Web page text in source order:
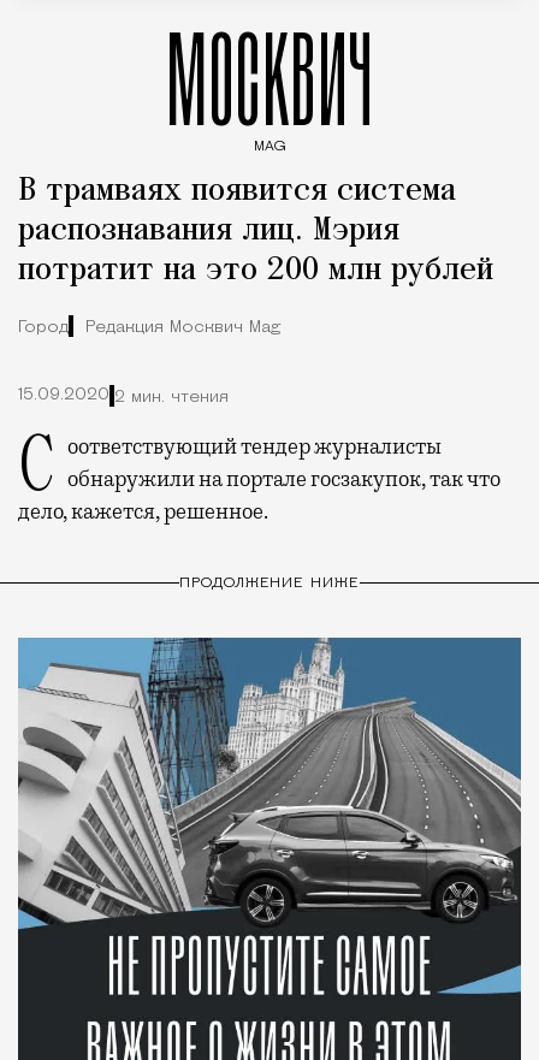
МОСКВИЧ
MAG
В трамваях появится система
распознавания лиц. Мэрия
потратит на это 200 млн рублей
Город Редакция Москвич Mag
15.09.2020 2 мин. чтения
Соответствующий тендер журналисты обнаружили на портале госзакупок, так что
дело, кажется, решенное.
ПРОДОЛЖЕНИЕ НИЖЕ